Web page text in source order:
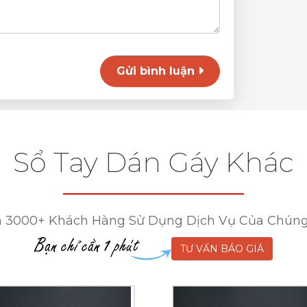
Gửi bình luận
Sổ Tay Dán Gáy Khác
3000+ Khách Hàng Sử Dụng Dịch Vụ Của
TƯ VẤN BÁO GIÁ